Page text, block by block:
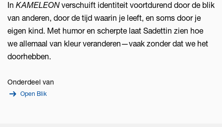
In KAMELEONverschuift identiteit voortdurend door de blik
van anderen, door de tijd waarin je leeft, en soms door je
eigen kind. Met humor en scherpte laat Sadettin zien hoe
we allemaal van kleur veranderen—vaak zonder dat we het
doorhebben.
Onderdeel van
Open Blik